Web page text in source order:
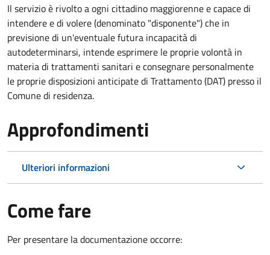
Il servizio è rivolto a ogni cittadino maggiorenne e capace di
intendere e di volere (denominato "disponente") che in
previsione di un'eventuale futura incapacità di
autodeterminarsi, intende esprimere le proprie volontà in
materia di trattamenti sanitari e consegnare personalmente
le proprie disposizioni anticipate di Trattamento (DAT) presso il
Comune di residenza.
Approfondimenti
Ulteriori informazioni
Come fare
Per presentare la documentazione occorre: